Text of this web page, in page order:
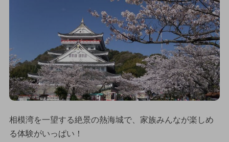
相模湾を一望する絶景の熱海城で、家族みんなが楽しめ
る体験がいっぱい！